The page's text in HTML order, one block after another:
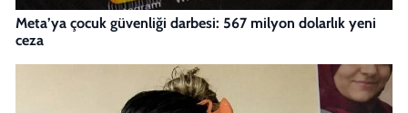
Meta’ya çocuk güvenliği darbesi: 567 milyon dolarlık yeni
ceza